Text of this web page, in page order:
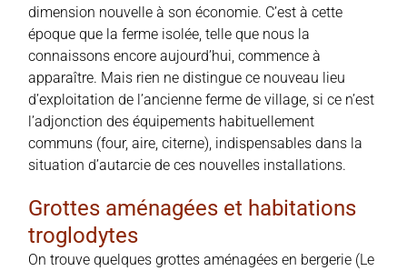
dimension nouvelle à son économie. C’est à cette
époque que la ferme isolée, telle que nous la
connaissons encore aujourd’hui, commence à
apparaître. Mais rien ne distingue ce nouveau lieu
d’exploitation de l’ancienne ferme de village, si ce n’est
l’adjonction des équipements habituellement
communs (four, aire, citerne), indispensables dans la
situation d’autarcie de ces nouvelles installations.
Grottes aménagées et habitations
troglodytes
On trouve quelques grottes aménagées en bergerie (Le